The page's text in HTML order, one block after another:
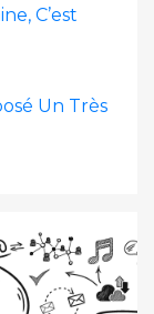
C’est
Un Très